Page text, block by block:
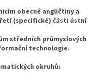
obecné angličtiny a
(specifické) části ústní
středních průmyslových
technologie.
okruhů: